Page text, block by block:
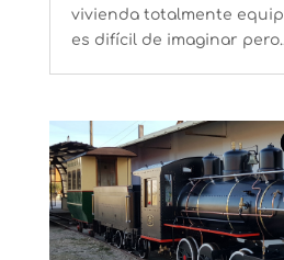
vivienda totalmente
es difícil de imaginar